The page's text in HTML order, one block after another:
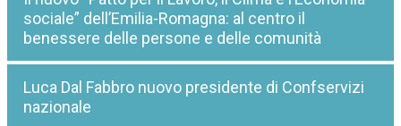
sociale” dell’Emilia-Romagna: al centro il
benessere delle persone e delle comunità
Luca Dal Fabbro nuovo presidente di Confservizi
nazionale